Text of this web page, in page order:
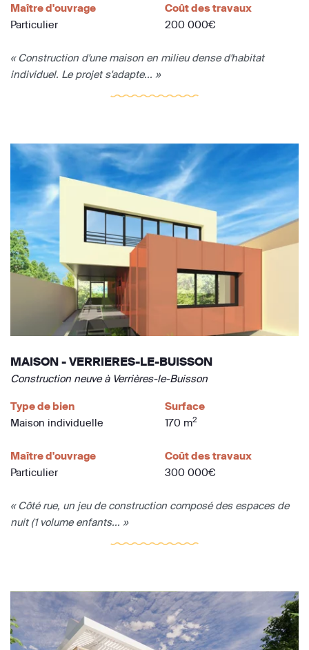
Maître d'ouvrage
Particulier
Coût des travaux
200 000€
« Construction d'une maison en milieu dense d'habitat
individuel. Le projet s'adapte... »
MAISON - VERRIERES-LE-BUISSON
Construction neuve à Verrières-le-Buisson
Type de bien
Maison individuelle
Surface
170 m2
Maître d'ouvrage
Particulier
Coût des travaux
300 000€
« Côté rue, un jeu de construction composé des espaces de
nuit (1 volume enfants... »